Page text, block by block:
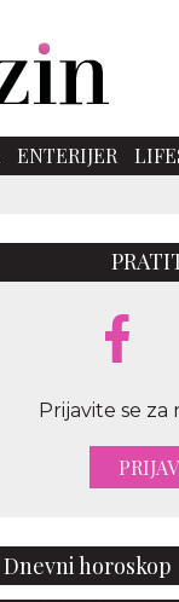
ENTERIJER
Prijavite se
Dnevni horoskop